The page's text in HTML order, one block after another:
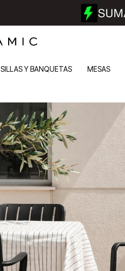
SILLAS Y BANQUETAS MESAS